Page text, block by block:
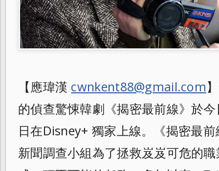
【應瑋漢 cwnkent88@gmail.com
的偵查驚悚韓劇《揭密最前線》於
日在Disney+ 獨家上線。《揭密最
新聞調查小組為了拯救岌岌可危的